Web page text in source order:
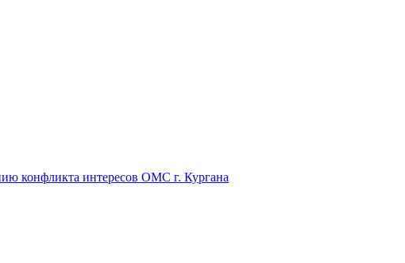
конфликта интересов ОМС г. Кургана